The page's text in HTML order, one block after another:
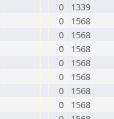
0
1339
0
1568
0
1568
0
1568
0
1568
0
1568
0
1568
0
1568